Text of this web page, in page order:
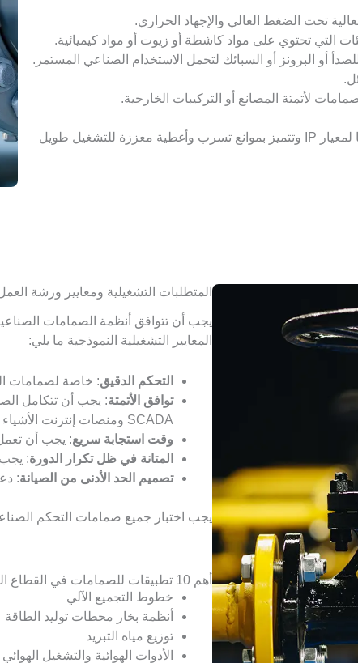
تحت الضغط العالي والإجهاد الحراري.
التي تحتوي على مواد كاشطة أو زيوت أو مواد كيميائية.
أو البرونز أو السبائك لتحمل الاستخدام الصناعي المستمر.
لأتمتة المصانع أو التركيبات الخارجية.
العديد من صمامات الخدمة الشاقة مصنفة وفقًا لمعيار IP وتتميز بموانع تسرب وأغطية معززة للتشغيل طويل
المتطلبات التشغيلية ومعايير ورشة
يجب أن تتوافق أنظمة الصمامات
المعايير التشغيلية النموذجية ما يلي:
التحكم الدقيق: خاصة لصمامات
توافق الأتمتة
SCADA ومنصات إنترنت الأشياء الصناعية.
وقت استجابة سريع: يجب أن تعمل
المتانة في ظل تكرار الدورة: يجب
تصميم الحد الأدنى من الصيانة:
يجب اختبار جميع صمامات التحكم
أهم 10 تطبيقات للصمامات في القطاع الصناعي
خطوط التجميع الآلي
أنظمة بخار محطات توليد الطاقة
توزيع مياه التبريد
الأدوات الهوائية والتشغيل الهوائي